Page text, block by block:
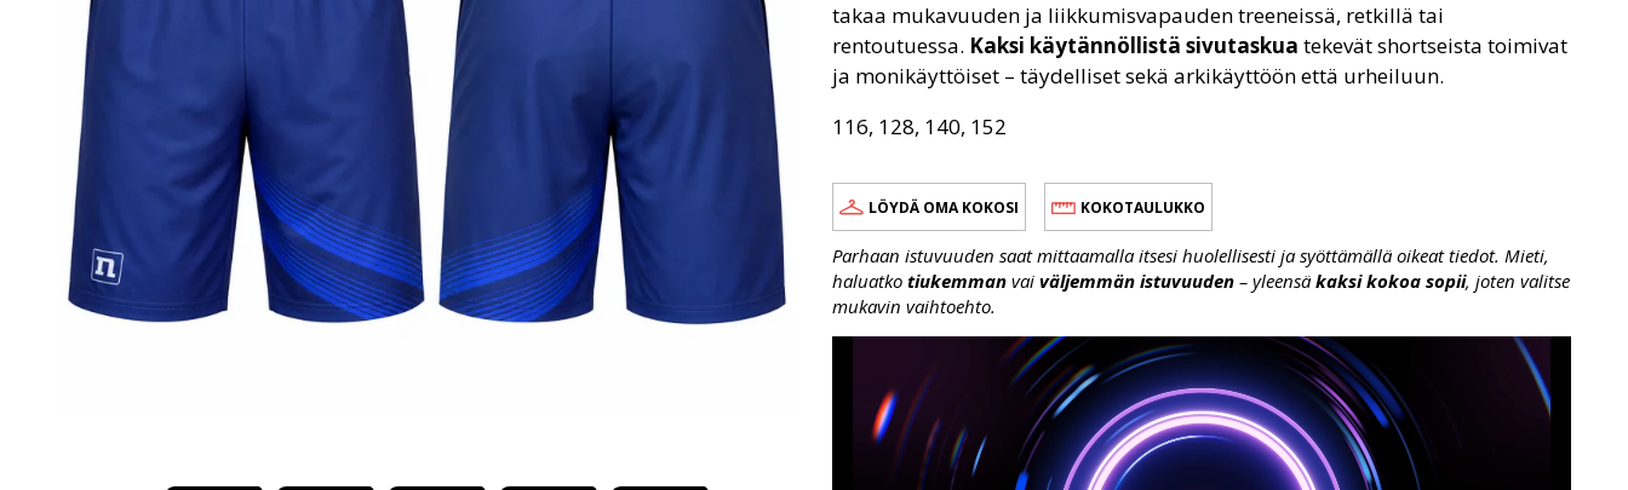
takaa mukavuuden ja liikkumisvapauden treeneissä, retkillä tai
rentoutuessa. Kaksi käytännöllistä sivutaskua tekevät shortseista toimivat
ja monikäyttöiset – täydelliset sekä arkikäyttöön että urheiluun.
116, 128, 140, 152
LÖYDÄ OMA KOKOSI KOKOTAULUKKO
Parhaan istuvuuden saat mittaamalla itsesi huolellisesti ja syöttämällä oikeat tiedot. Mieti,
haluatko tiukemman vai väljemmän istuvuuden – yleensä kaksi kokoa sopii, joten valitse
mukavin vaihtoehto.